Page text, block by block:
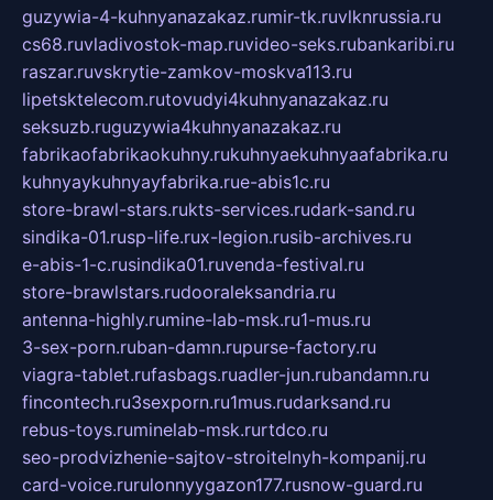
guzywia-4-kuhnyanazakaz.rumir-tk.ruvlknrussia.ru
cs68.ruvladivostok-map.ruvideo-seks.rubankaribi.ru
raszar.ruvskrytie-zamkov-moskva113.ru
lipetsktelecom.rutovudyi4kuhnyanazakaz.ru
seksuzb.ruguzywia4kuhnyanazakaz.ru
fabrikaofabrikaokuhny.rukuhnyaekuhnyaafabrika.ru
kuhnyaykuhnyayfabrika.rue-abis1c.ru
store-brawl-stars.rukts-services.rudark-sand.ru
sindika-01.rusp-life.rux-legion.rusib-archives.ru
e-abis-1-c.rusindika01.ruvenda-festival.ru
store-brawlstars.rudooraleksandria.ru
antenna-highly.rumine-lab-msk.ru1-mus.ru
3-sex-porn.ruban-damn.rupurse-factory.ru
viagra-tablet.rufasbags.ruadler-jun.rubandamn.ru
fincontech.ru3sexporn.ru1mus.rudarksand.ru
rebus-toys.ruminelab-msk.rurtdco.ru
seo-prodvizhenie-sajtov-stroitelnyh-kompanij.ru
card-voice.rurulonnyygazon177.rusnow-guard.ru